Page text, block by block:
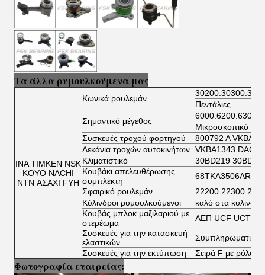
Τα άλλα ρυμουλκούμενα μας
ΙΝΑ ΤΙΜΚΕΝ NSK
KOYO NACHI
NTN ΑΣΑΧΙ FYH
Κωνικά ρουλεμάν
Πεντάλιες
Σημαντικό μέγεθος
Μικροσκοπικό
Συσκευές τροχού φορτηγού
800792 Α VKBA
Λεκάνια τροχών αυτοκινήτων VKBA1343
Κλιματιστικό
30BD219
Κουβάκι απελευθέρωσης
συμπλέκτη
68TKA3506AR
Σφαιρικό ρουλεμάν
22200 22300
Κύλινδροι ρυμουλκούμενοι
καλό στα
Κουβάς μπλοκ μαξιλαριού με
στερέωμα
ΑΕΠ UCF UCT
Συσκευές για την κατασκευή
ελαστικών
Συσκευές για την εκτύπωση
Σειρά F με ρόλο
Φωτογραφία εταιρείας: